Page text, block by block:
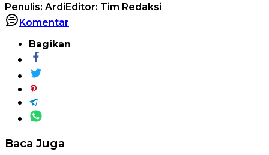
Penulis: ArdiEditor: Tim Redaksi
Komentar
Bagikan
Baca Juga